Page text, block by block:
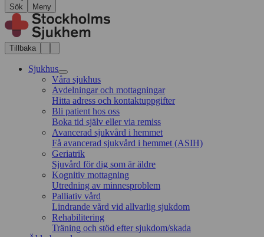
Sök Meny
Tillbaka
Sjukhus
Våra sjukhus
Avdelningar och mottagningar
Hitta adress och kontaktuppgifter
Bli patient hos oss
Boka tid själv eller via remiss
Avancerad sjukvård i hemmet
Få avancerad sjukvård i hemmet (ASIH)
Geriatrik
Sjuvård för dig som är äldre
Kognitiv mottagning
Utredning av minnesproblem
Palliativ vård
Lindrande vård vid allvarlig sjukdom
Rehabilitering
Träning och stöd efter sjukdom/skada